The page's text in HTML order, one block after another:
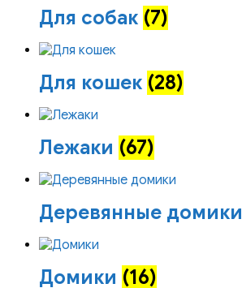
Для собак (7)
Для кошек (28)
Лежаки (67)
Деревянные домики
Домики (16)